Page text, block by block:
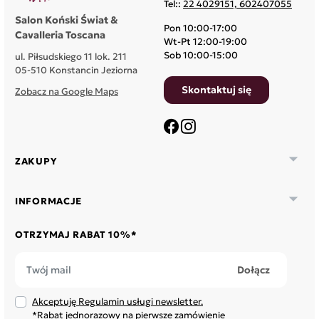
Salon Koński Świat &
Cavalleria Toscana
ul. Piłsudskiego 11 lok. 211
05-510 Konstancin Jeziorna
Zobacz na Google Maps
ZAKUPY 
INFORMACJE 
OTRZYMAJ RABAT 10%*
Akceptuję Regulamin usługi newsletter.
*Rabat jednorazowy na pierwsze zamówienie
Tel:: 22 4029151, 602407055
Pon 10:00-17:00
Wt-Pt 12:00-19:00
Sob 10:00-15:00
Skontaktuj się